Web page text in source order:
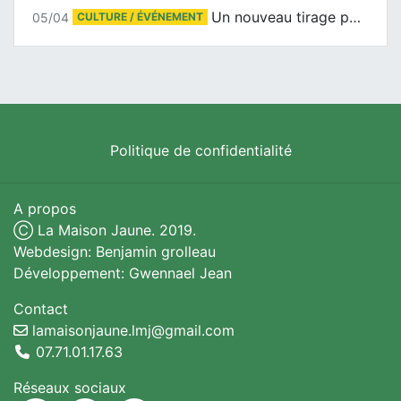
05/04 CULTURE / ÉVÉNEMENT Un nouveau tirage pour le Docu-BD
Politique de confidentialité
A propos
Ⓒ La Maison Jaune. 2019.
Webdesign: Benjamin grolleau
Développement: Gwennael Jean
Contact
lamaisonjaune.lmj@gmail.com
07.71.01.17.63
Réseaux sociaux